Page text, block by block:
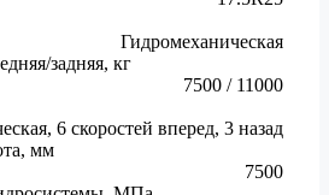
Гидромеханическая
задняя, кг
7500 / 11000
6 скоростей вперед, 3 назад
мм
7500